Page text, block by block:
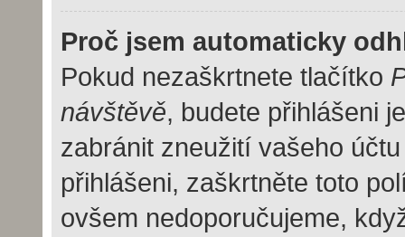
Proč jsem automaticky
Pokud nezaškrtnete tlačítko
návštěvě, budete přihlášeni
zabránit zneužití vašeho
přihlášeni, zaškrtněte toto
ovšem nedoporučujeme,